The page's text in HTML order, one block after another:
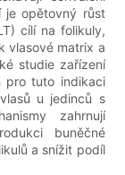
je opětovný růst
cílí na folikuly,
vlasové matrix a
studie zařízení
pro tuto indikaci
u jedinců s
zahrnují
buněčné
a snížit podíl